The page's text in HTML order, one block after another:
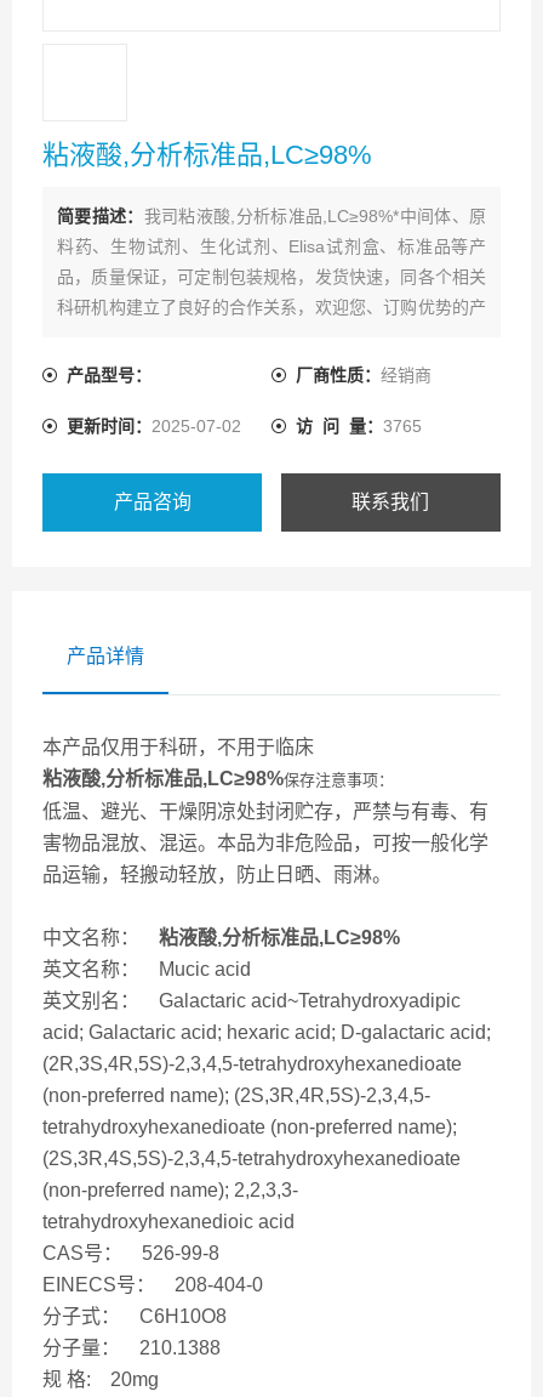
粘液酸,分析标准品,LC≥98%
简要描述： 我司粘液酸,分析标准品,LC≥98%*中间体、原
料药、生物试剂、生化试剂、Elisa试剂盒、标准品等产
品，质量保证，可定制包装规格，发货快速，同各个相关
科研机构建立了良好的合作关系，欢迎您、订购优势的产
产品型号：
厂商性质： 经销商
更新时间： 2025-07-02 访 问 量： 3765
产品咨询 联系我们
产品详情
本产品仅用于科研，不用于临床
粘液酸,分析标准品,LC≥98%保存注意事项：
低温、避光、干燥阴凉处封闭贮存，严禁与有毒、有
害物品混放、混运。本品为非危险品，可按一般化学
品运输，轻搬动轻放，防止日晒、雨淋。
中文名称： 粘液酸,分析标准品,LC≥98%
英文名称： Mucic acid
英文别名： Galactaric acid~Tetrahydroxyadipic
acid; Galactaric acid; hexaric acid; D-galactaric acid;
(2R,3S,4R,5S)-2,3,4,5-tetrahydroxyhexanedioate
(non-preferred name); (2S,3R,4R,5S)-2,3,4,5-
tetrahydroxyhexanedioate (non-preferred name);
(2S,3R,4S,5S)-2,3,4,5-tetrahydroxyhexanedioate
(non-preferred name); 2,2,3,3-
tetrahydroxyhexanedioic acid
CAS号： 526-99-8
EINECS号： 208-404-0
分子式： C6H10O8
分子量： 210.1388
规 格: 20mg